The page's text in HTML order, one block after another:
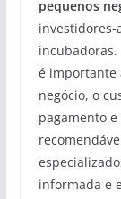
pequenos
incubadoras.
é importante
negócio, o
pagamento
informada e